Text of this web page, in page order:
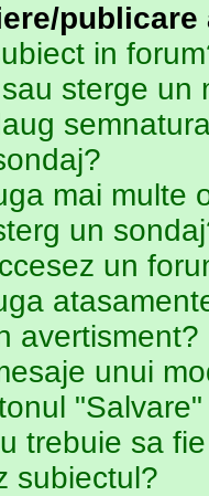
publicare
in
sterge un
mai multe
un
un
avertisment?
unui
trebuie sa
subiectul?